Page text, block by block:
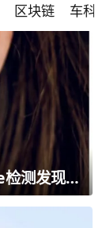
区块链 车科
81款主流耳机全军覆没：ToxFree检测发现均含对人体有害化学物质